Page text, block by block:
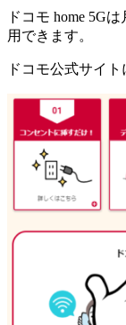
ドコモ home 5G
用できます。
ドコモ公式サイ